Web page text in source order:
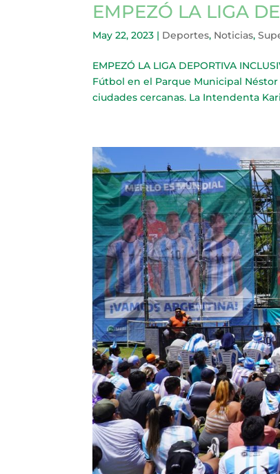
EMPEZÓ LA LIGA
May 22, 2023 | Deportes, Noticias,
EMPEZÓ LA LIGA DEPORTIVA
Fútbol en el Parque Municipal
ciudades cercanas. La Intendenta